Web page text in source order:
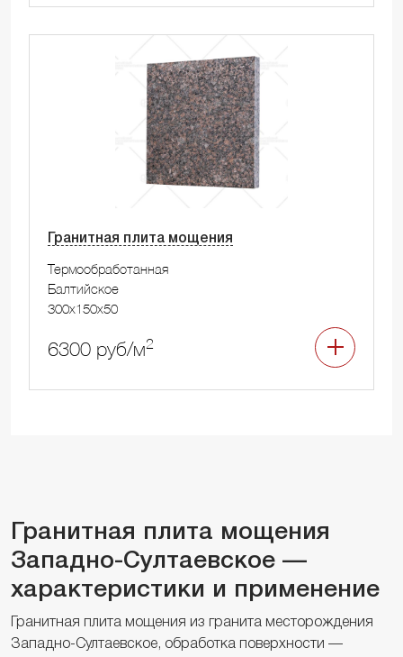
Гранитная плита мощения
Термообработанная
Балтийское
300x150x50
6300 руб/м2
Гранитная плита мощения
Западно-Султаевское —
характеристики и применение
Гранитная плита мощения из гранита месторождения
Западно-Султаевское, обработка поверхности —